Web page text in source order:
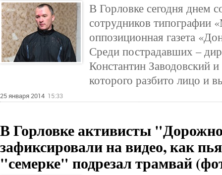
В Горловке сегодня днем
сотрудников типографии
оппозиционная газета
Среди пострадавших –
Константин Заводовский
которого разбито лицо и
25 января 2014 15:33
В Горловке активисты
зафиксировали на видео, как
"семерке" подрезал трамвай